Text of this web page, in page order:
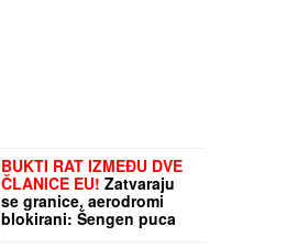
BUKTI RAT IZMEĐU DVE
ČLANICE EU! Zatvaraju
se granice, aerodromi
blokirani: Šengen puca